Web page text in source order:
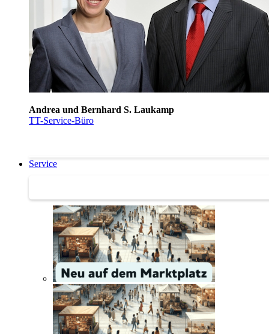
Andrea und Bernhard S. Laukamp
TT-Service-Büro
Service